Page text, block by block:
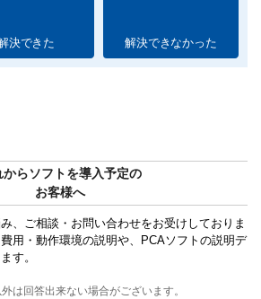
決できた 解決できなかった
からソフトを導入予定の
お客様へ
、ご相談・お問い合わせをお受けしておりま
用・動作環境の説明や、PCAソフトの説明デ
す。
は回答出来ない場合がございます。